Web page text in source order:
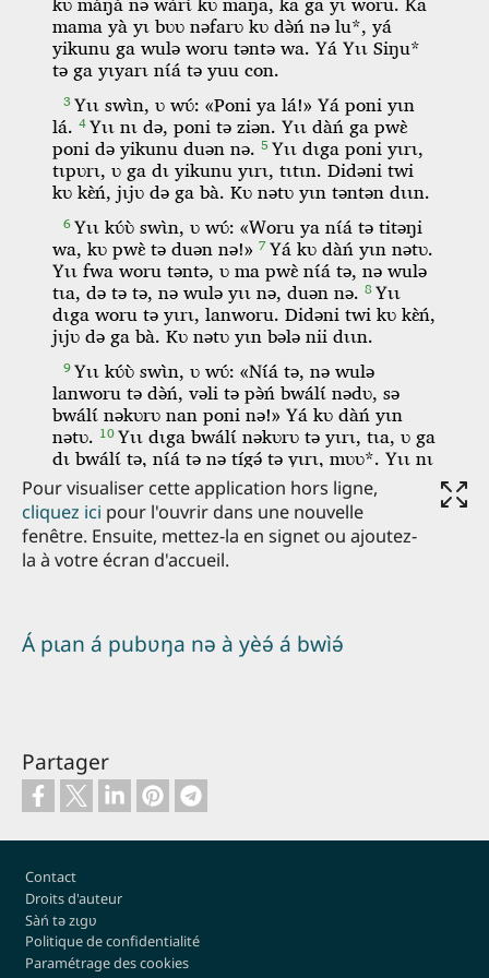
Pour visualiser cette application hors ligne,
cliquez ici pour l'ouvrir dans une nouvelle
fenêtre. Ensuite, mettez-la en signet ou ajoutez-
la à votre écran d'accueil.
Á pɩan á pubʋŋa nə à yèə́ á bwìə́
Partager
Pied de page
Contact
Droits d'auteur
Sàń tə zɩgʋ
Politique de confidentialité
Paramétrage des cookies